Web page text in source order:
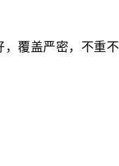
覆盖严密，不重不